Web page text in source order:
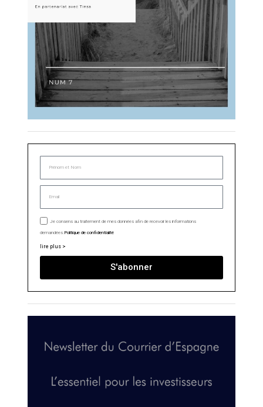
Je consens au traitement de mes données afin de recevoir les informations
demandées. Politique de confidentialité
lire plus >
S'abonner